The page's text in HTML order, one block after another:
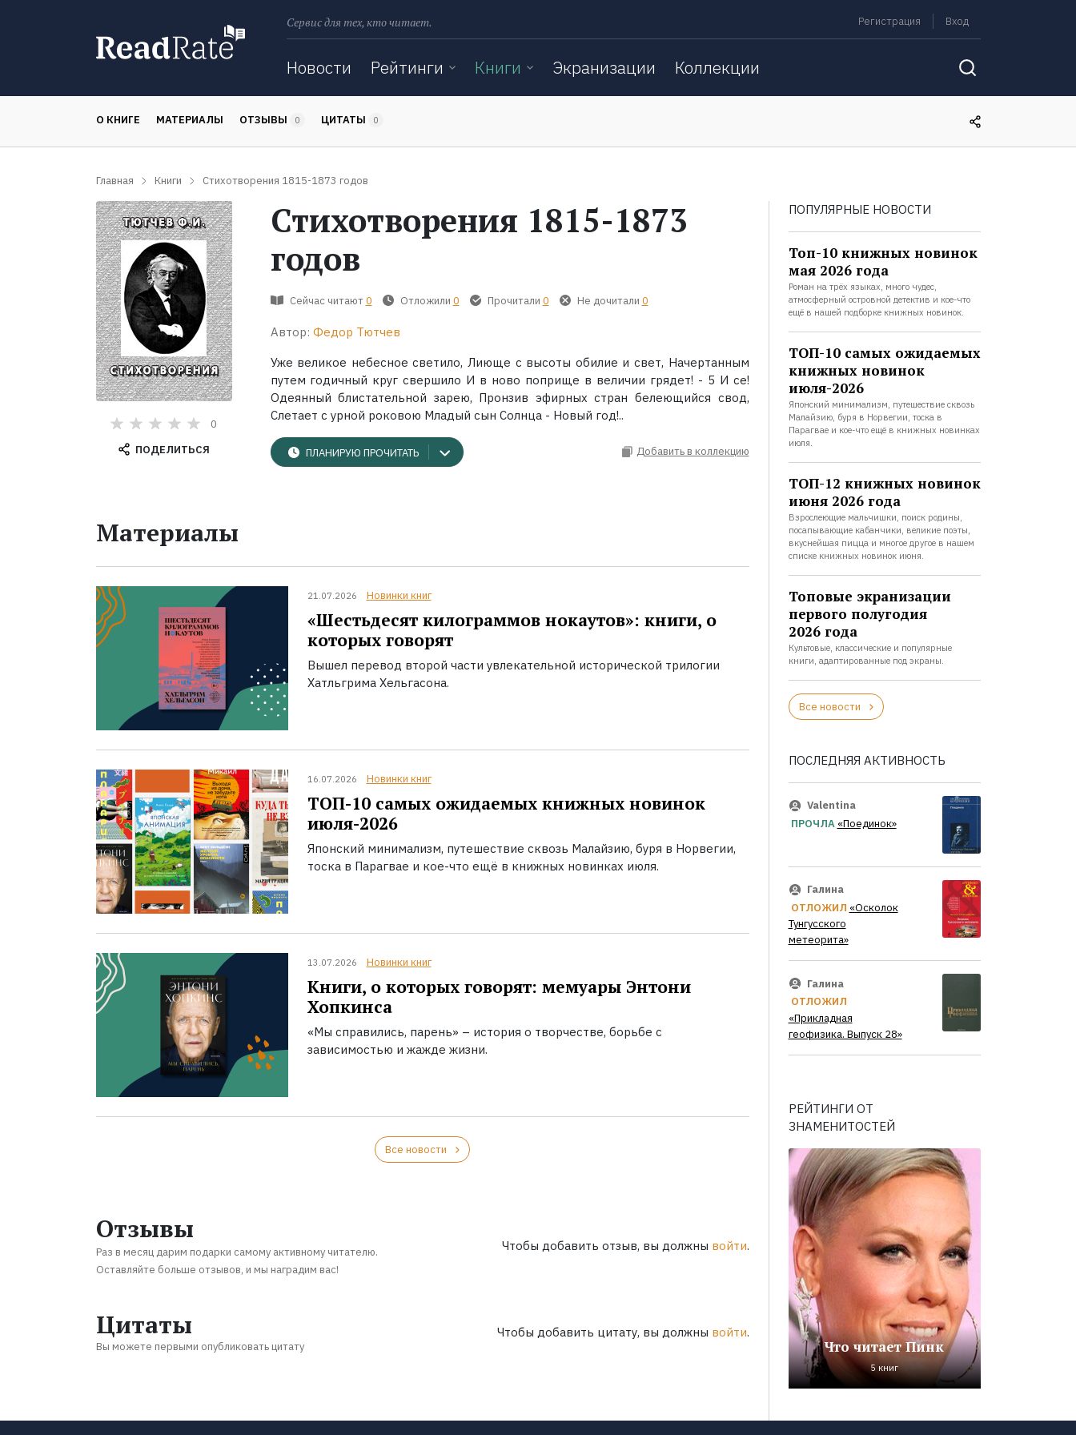
Сервис для тех, кто читает. Регистрация Вход
Новости Рейтинги Книги Экранизации Коллекции
О КНИГЕ МАТЕРИАЛЫ ОТЗЫВЫ 0 ЦИТАТЫ 0
Главная Книги Стихотворения 1815-1873 годов
0
ПОДЕЛИТЬСЯ
Стихотворения 1815-1873
годов
Сейчас читают 0 Отложили 0 Прочитали 0 Не дочитали 0
Автор: Федор Тютчев
Уже великое небесное светило, Лиюще с высоты обилие и свет, Начертанным
путем годичный круг свершило И в ново поприще в величии грядет! - 5 И се!
Одеянный блистательной зарею, Пронзив эфирных стран белеющийся свод,
Слетает с урной роковою Младый сын Солнца - Новый год!..
ПЛАНИРУЮ ПРОЧИТАТЬ Добавить в коллекцию
Материалы
21.07.2026 Новинки книг
«Шестьдесят килограммов нокаутов»: книги, о
которых говорят
Вышел перевод второй части увлекательной исторической трилогии
Хатльгрима Хельгасона.
16.07.2026 Новинки книг
ТОП-10 самых ожидаемых книжных новинок
июля-2026
Японский минимализм, путешествие сквозь Малайзию, буря в Норвегии,
тоска в Парагвае и кое-что ещё в книжных новинках июля.
13.07.2026 Новинки книг
Книги, о которых говорят: мемуары Энтони
Хопкинса
«Мы справились, парень» – история о творчестве, борьбе с
зависимостью и жажде жизни.
Все новости
Отзывы
Раз в месяц дарим подарки самому активному читателю.
Оставляйте больше отзывов, и мы наградим вас!
Чтобы добавить отзыв, вы должны войти.
Цитаты
Вы можете первыми опубликовать цитату
Чтобы добавить цитату, вы должны войти.
ПОПУЛЯРНЫЕ НОВОСТИ
Топ-10 книжных новинок
мая 2026 года
Роман на трёх языках, много чудес,
атмосферный островной детектив и кое-что
ещё в нашей подборке книжных новинок.
ТОП-10 самых ожидаемых
книжных новинок
июля-2026
Японский минимализм, путешествие сквозь
Малайзию, буря в Норвегии, тоска в
Парагвае и кое-что ещё в книжных новинках
июля.
ТОП-12 книжных новинок
июня 2026 года
Взрослеющие мальчишки, поиск родины,
посапывающие кабанчики, великие поэты,
вкуснейшая пицца и многое другое в нашем
списке книжных новинок июня.
Топовые экранизации
первого полугодия
2026 года
Культовые, классические и популярные
книги, адаптированные под экраны.
Все новости
ПОСЛЕДНЯЯ АКТИВНОСТЬ
Valentina
ПРОЧЛА «Поединок»
Галина
ОТЛОЖИЛ «Осколок
Тунгусского
метеорита»
Галина
ОТЛОЖИЛ
«Прикладная
геофизика. Выпуск 28»
РЕЙТИНГИ ОТ
ЗНАМЕНИТОСТЕЙ
Что читает Пинк
5 книг